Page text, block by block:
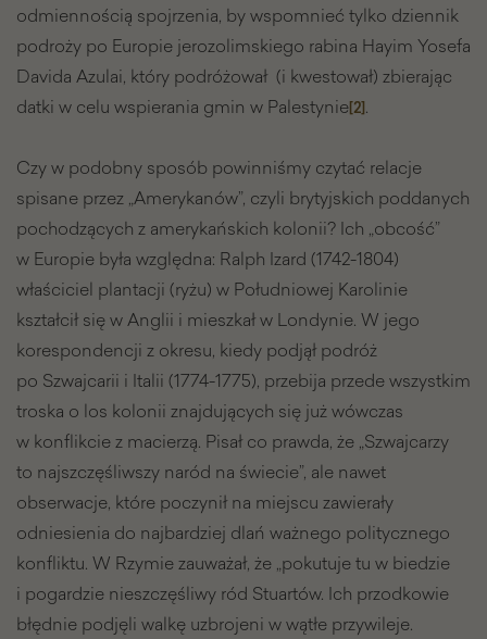
odmiennością spojrzenia, by wspomnieć tylko dziennik
podroży po Europie jerozolimskiego rabina Hayim Yosefa
Davida Azulai, który podróżował (i kwestował) zbierając
datki w celu wspierania gmin w Palestynie[2].
Czy w podobny sposób powinniśmy czytać relacje
spisane przez „Amerykanów”, czyli brytyjskich poddanych
pochodzących z amerykańskich kolonii? Ich „obcość”
w Europie była względna: Ralph Izard (1742-1804)
właściciel plantacji (ryżu) w Południowej Karolinie
kształcił się w Anglii i mieszkał w Londynie. W jego
korespondencji z okresu, kiedy podjął podróż
po Szwajcarii i Italii (1774-1775), przebija przede wszystkim
troska o los kolonii znajdujących się już wówczas
w konflikcie z macierzą. Pisał co prawda, że „Szwajcarzy
to najszczęśliwszy naród na świecie”, ale nawet
obserwacje, które poczynił na miejscu zawierały
odniesienia do najbardziej dlań ważnego politycznego
konfliktu. W Rzymie zauważał, że „pokutuje tu w biedzie
i pogardzie nieszczęśliwy ród Stuartów. Ich przodkowie
błędnie podjęli walkę uzbrojeni w wątłe przywileje.